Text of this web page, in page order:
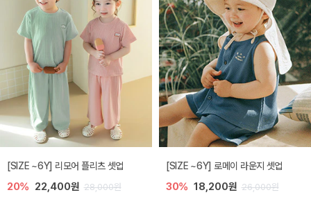
[SIZE ~6Y] 리모어 플리츠 셋업
20% 22,400원 28,000원
[SIZE ~6Y] 로메이 라운지 셋업
30% 18,200원 26,000원